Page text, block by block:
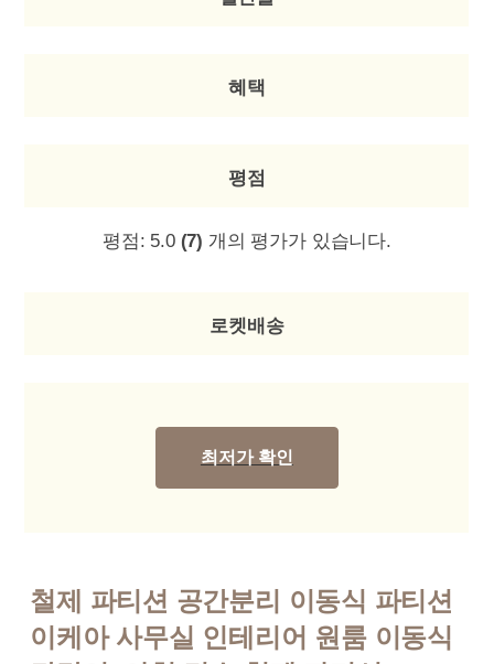
혜택
평점
평점: 5.0 (7) 개의 평가가 있습니다.
로켓배송
최저가 확인
철제 파티션 공간분리 이동식 파티션
이케아 사무실 인테리어 원룸 이동식